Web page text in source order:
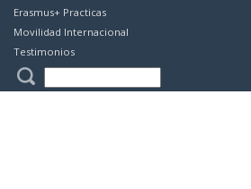
Erasmus+ Practicas
Movilidad Internacional
Testimonios